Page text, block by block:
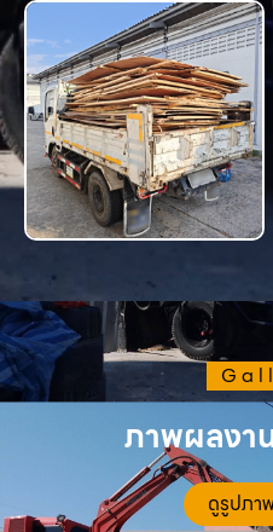
ภาพผลงา
ดูรูปภา